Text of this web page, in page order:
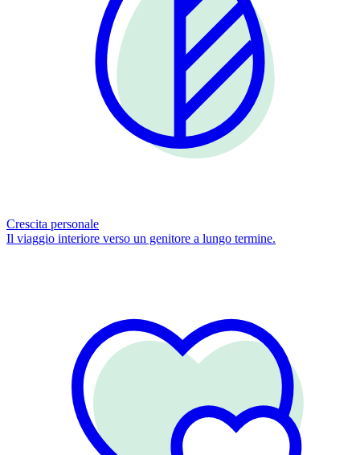
Crescita personale
Il viaggio interiore verso un genitore a lungo termine.